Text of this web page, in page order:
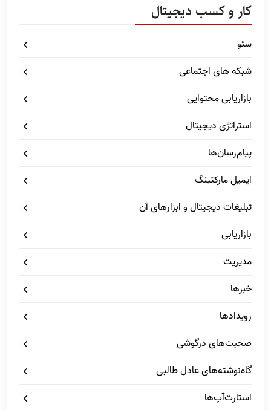
کار و کسب دیجیتال
سئو
شبکه های اجتماعی
بازاریابی محتوایی
استراتژی دیجیتال
پیام‌رسان‌ها
ایمیل مارکتینگ
تبلیغات دیجیتال و ابزارهای آن
بازاریابی
مدیریت
خبرها
رویدادها
صحبت‌های درگوشی
گاه‌نوشته‌های عادل طالبی
استارت‌آپ‌ها